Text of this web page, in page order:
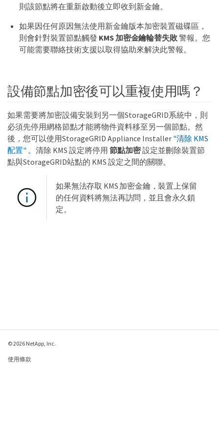
則該節點將在重新啟動後立即收到新金鑰。
如果因任何原因無法使用新金鑰版本加密裝置磁碟區，
則會針對裝置節點觸發 KMS 加密金鑰輪替失敗警報。您
可能需要聯絡技術支援以取得協助來解決此警報。
設備節點加密後可以重複使用嗎？
如果需要將加密設備安裝到另一個StorageGRID系統中，則
必須先停用網格節點才能將物件資料移至另一個節點。然
後，您可以使用StorageGRID Appliance Installer "清除 KMS
配置" 。清除 KMS 設定將停用 節點加密設定並刪除裝置節
點與StorageGRID站點的 KMS 設定之間的關聯。
如果無法存取 KMS 加密金鑰，裝置上保留
的任何資料將無法再訪問，並且會永久鎖
定。
© 2026 NetApp, Inc.
使用條款